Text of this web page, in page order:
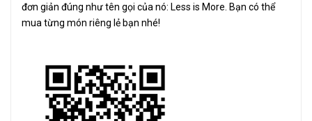
đơn giản đúng như tên gọi của nó: Less is More. Bạn có thể
mua từng món riêng lẻ bạn nhé!